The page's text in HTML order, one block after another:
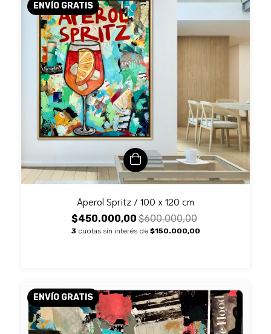
ENVÍO GRATIS
Aperol Spritz / 100 x 120 cm
$450.000,00$600.000,00
3 cuotas sin interés de $150.000,00
ENVÍO GRATIS